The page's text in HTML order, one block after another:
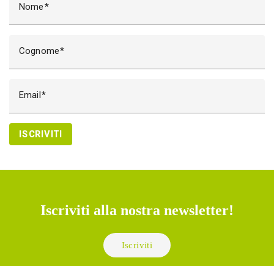
Nome
Cognome
Email
ISCRIVITI
Iscriviti alla nostra newsletter!
Iscriviti